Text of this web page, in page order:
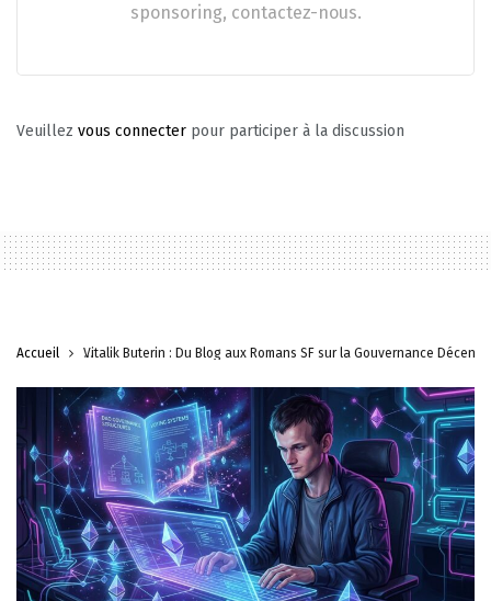
sponsoring, contactez-nous.
Veuillez vous connecter pour participer à la discussion
Accueil Vitalik Buterin : Du Blog aux Romans SF sur la Gouvernance